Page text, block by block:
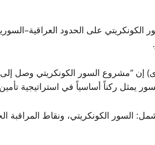
الكونكريتي على الحدود
إن “مشروع السور الكونكريتي وصل
يمثل ركناً أساسياً في استراتيجية
السور الكونكريتي، ونقاط المراقبة